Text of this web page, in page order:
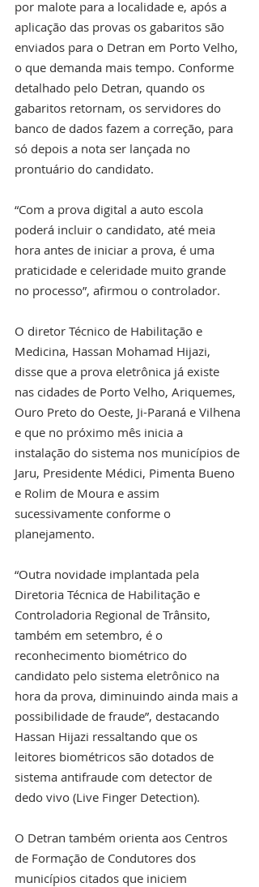
por malote para a localidade e, após a
aplicação das provas os gabaritos são
enviados para o Detran em Porto Velho,
o que demanda mais tempo. Conforme
detalhado pelo Detran, quando os
gabaritos retornam, os servidores do
banco de dados fazem a correção, para
só depois a nota ser lançada no
prontuário do candidato.
“Com a prova digital a auto escola
poderá incluir o candidato, até meia
hora antes de iniciar a prova, é uma
praticidade e celeridade muito grande
no processo”, afirmou o controlador.
O diretor Técnico de Habilitação e
Medicina, Hassan Mohamad Hijazi,
disse que a prova eletrônica já existe
nas cidades de Porto Velho, Ariquemes,
Ouro Preto do Oeste, Ji-Paraná e Vilhena
e que no próximo mês inicia a
instalação do sistema nos municípios de
Jaru, Presidente Médici, Pimenta Bueno
e Rolim de Moura e assim
sucessivamente conforme o
planejamento.
“Outra novidade implantada pela
Diretoria Técnica de Habilitação e
Controladoria Regional de Trânsito,
também em setembro, é o
reconhecimento biométrico do
candidato pelo sistema eletrônico na
hora da prova, diminuindo ainda mais a
possibilidade de fraude”, destacando
Hassan Hijazi ressaltando que os
leitores biométricos são dotados de
sistema antifraude com detector de
dedo vivo (Live Finger Detection).
O Detran também orienta aos Centros
de Formação de Condutores dos
municípios citados que iniciem